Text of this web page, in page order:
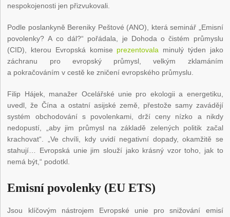
nespokojenosti jen přizvukovali.
Podle poslankyně Bereniky Peštové (ANO), která seminář „Emisní
povolenky? A co dál?“ pořádala, je Dohoda o čistém průmyslu
(CID), kterou Evropská komise prezentovala minulý týden jako
záchranu pro evropský průmysl, velkým zklamáním
a pokračováním v cestě ke zničení evropského průmyslu.
Filip Hájek, manažer Ocelářské unie pro ekologii a energetiku,
uvedl, že Čína a ostatní asijské země, přestože samy zavádějí
systém obchodování s povolenkami, drží ceny nízko a nikdy
nedopustí, „aby jim průmysl na základě zelených politik začal
krachovat“. „Ve chvíli, kdy uvidí negativní dopady, okamžitě se
stahují… Evropská unie jim slouží jako krásný vzor toho, jak to
nemá být,“ podotkl.
Emisní povolenky (EU ETS)
Jsou klíčovým nástrojem Evropské unie pro snižování emisí